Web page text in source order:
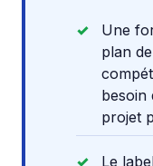
Une
plan
besoin
projet
Le